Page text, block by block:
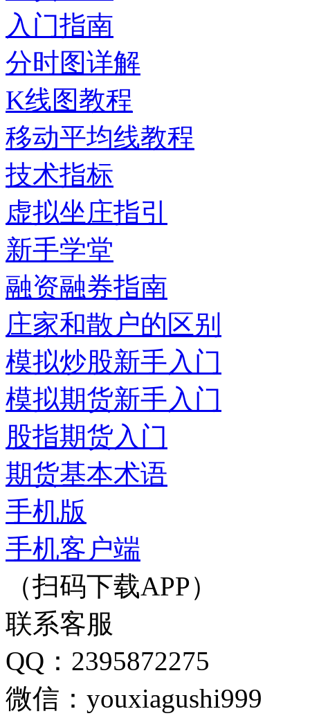
入门指南
分时图详解
K线图教程
移动平均线教程
技术指标
虚拟坐庄指引
新手学堂
融资融券指南
庄家和散户的区别
模拟炒股新手入门
模拟期货新手入门
股指期货入门
期货基本术语
手机版
手机客户端
（扫码下载APP）
联系客服
QQ：2395872275
微信：youxiagushi999